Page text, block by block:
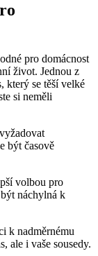
pro domácnost
život. Jednou z​
který ⁤se těší velké
si neměli
být ‍časově
volbou​ pro⁢
náchylná k
k ​nadměrnému
ale i vaše sousedy.